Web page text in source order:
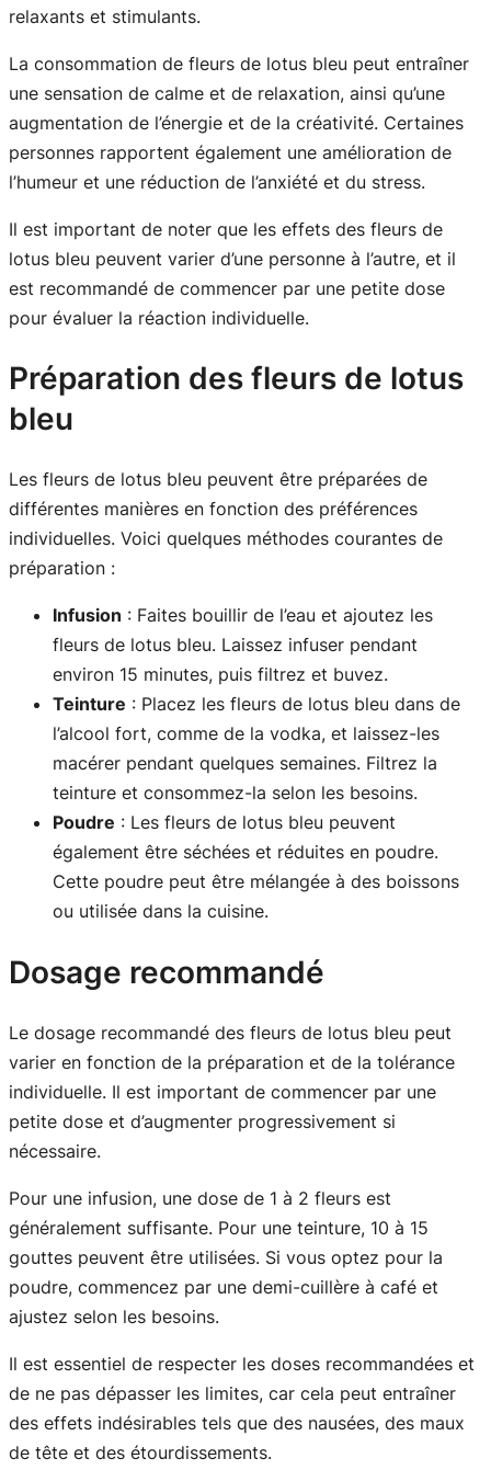
relaxants et stimulants.
La consommation de fleurs de lotus bleu peut entraîner
une sensation de calme et de relaxation, ainsi qu’une
augmentation de l’énergie et de la créativité. Certaines
personnes rapportent également une amélioration de
l’humeur et une réduction de l’anxiété et du stress.
Il est important de noter que les effets des fleurs de
lotus bleu peuvent varier d’une personne à l’autre, et il
est recommandé de commencer par une petite dose
pour évaluer la réaction individuelle.
Préparation des fleurs de lotus
bleu
Les fleurs de lotus bleu peuvent être préparées de
différentes manières en fonction des préférences
individuelles. Voici quelques méthodes courantes de
préparation :
Infusion : Faites bouillir de l’eau et ajoutez les
fleurs de lotus bleu. Laissez infuser pendant
environ 15 minutes, puis filtrez et buvez.
Teinture : Placez les fleurs de lotus bleu dans de
l’alcool fort, comme de la vodka, et laissez-les
macérer pendant quelques semaines. Filtrez la
teinture et consommez-la selon les besoins.
Poudre : Les fleurs de lotus bleu peuvent
également être séchées et réduites en poudre.
Cette poudre peut être mélangée à des boissons
ou utilisée dans la cuisine.
Dosage recommandé
Le dosage recommandé des fleurs de lotus bleu peut
varier en fonction de la préparation et de la tolérance
individuelle. Il est important de commencer par une
petite dose et d’augmenter progressivement si
nécessaire.
Pour une infusion, une dose de 1 à 2 fleurs est
généralement suffisante. Pour une teinture, 10 à 15
gouttes peuvent être utilisées. Si vous optez pour la
poudre, commencez par une demi-cuillère à café et
ajustez selon les besoins.
Il est essentiel de respecter les doses recommandées et
de ne pas dépasser les limites, car cela peut entraîner
des effets indésirables tels que des nausées, des maux
de tête et des étourdissements.